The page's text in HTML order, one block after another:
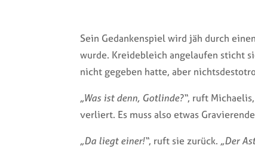
Sein Gedankenspiel wird jäh durch
wurde. Kreidebleich angelaufen sticht
nicht gegeben hatte, aber
„Was ist denn, Gotlinde?“, ruft
verliert. Es muss also etwas
„Da liegt einer!“, ruft sie zurück. „Der